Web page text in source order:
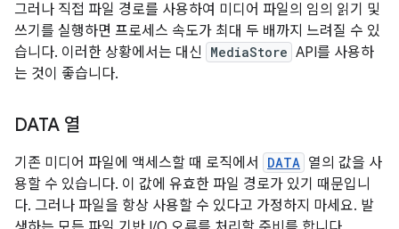
그러나 직접 파일 경로를 사용하여 미디어 파일의 임의 읽기 및
쓰기를 실행하면 프로세스 속도가 최대 두 배까지 느려질 수 있
습니다. 이러한 상황에서는 대신 MediaStore API를 사용하
는 것이 좋습니다.
DATA 열
기존 미디어 파일에 액세스할 때 로직에서 DATA 열의 값을 사
용할 수 있습니다. 이 값에 유효한 파일 경로가 있기 때문입니
다. 그러나 파일을 항상 사용할 수 있다고 가정하지 마세요. 발